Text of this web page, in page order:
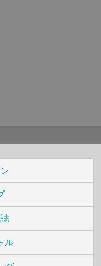
ル